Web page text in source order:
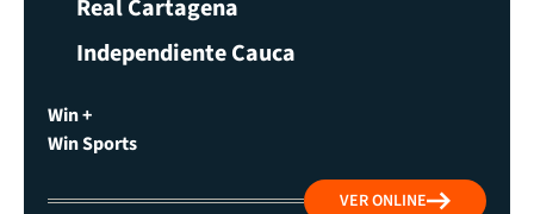
Real Cartagena
Independiente Cauca
Win +
Win Sports
VER ONLINE